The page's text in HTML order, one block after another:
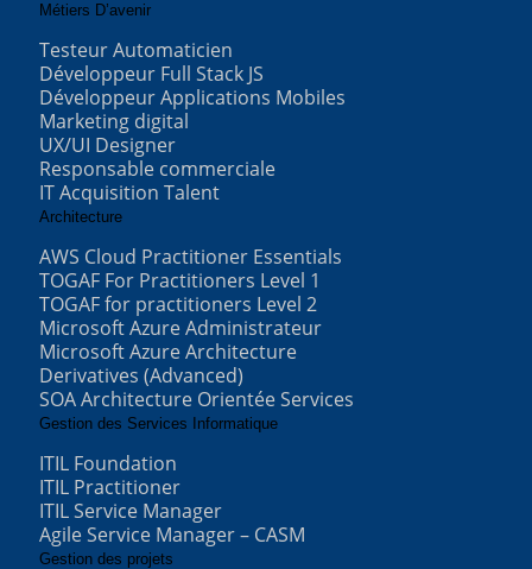
Métiers D’avenir
Testeur Automaticien
Développeur Full Stack JS
Développeur Applications Mobiles
Marketing digital
UX/UI Designer
Responsable commerciale
IT Acquisition Talent
Architecture
AWS Cloud Practitioner Essentials
TOGAF For Practitioners Level 1
TOGAF for practitioners Level 2
Microsoft Azure Administrateur
Microsoft Azure Architecture
Derivatives (Advanced)
SOA Architecture Orientée Services
Gestion des Services Informatique
ITIL Foundation
ITIL Practitioner
ITIL Service Manager
Agile Service Manager – CASM
Gestion des projets